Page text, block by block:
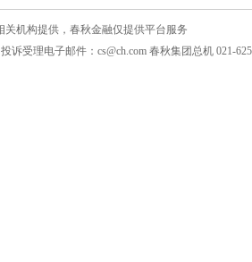
关机构提供，春秋金融仅提供平台服务
受理电子邮件：cs@ch.com 春秋集团总机 021-